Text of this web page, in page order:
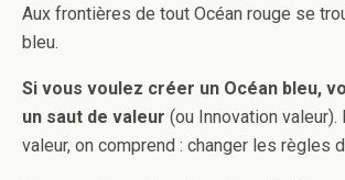
Aux frontières de tout Océan rouge se
bleu.
Si vous voulez créer un Océan bleu,
un saut de valeur (ou Innovation valeur).
valeur, on comprend : changer les règles